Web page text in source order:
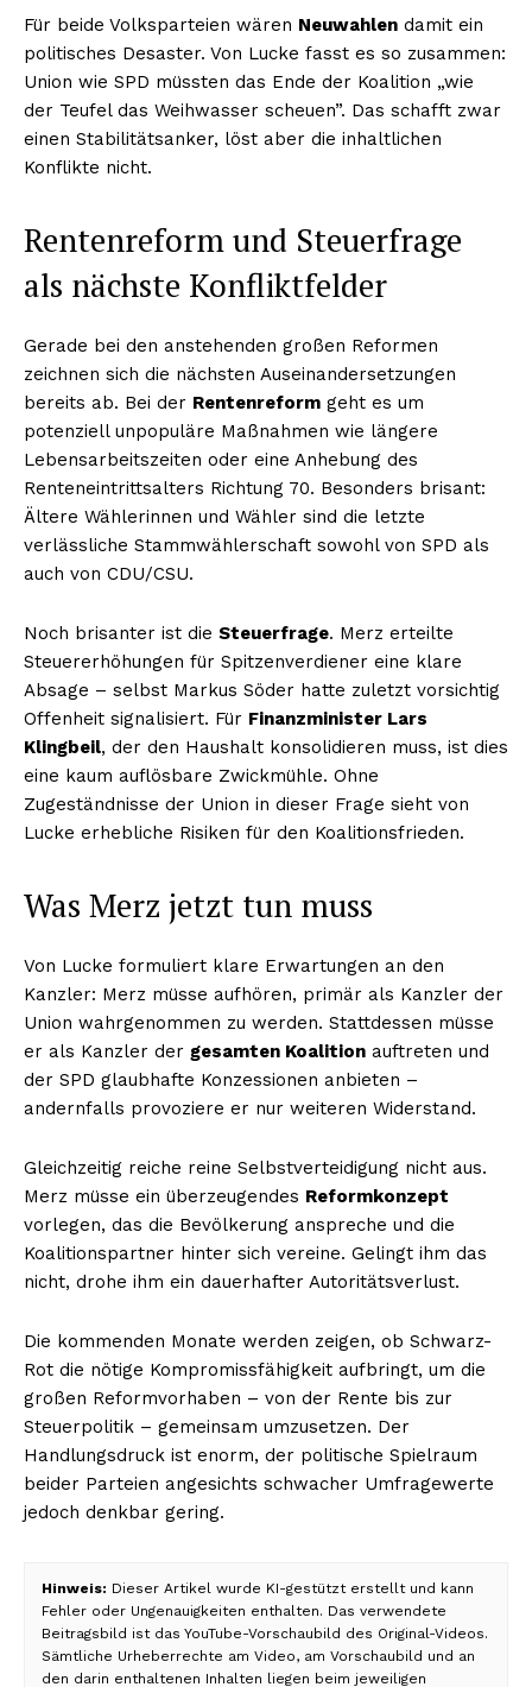
Für beide Volksparteien wären Neuwahlen damit ein
politisches Desaster. Von Lucke fasst es so zusammen:
Union wie SPD müssten das Ende der Koalition „wie
der Teufel das Weihwasser scheuen”. Das schafft zwar
einen Stabilitätsanker, löst aber die inhaltlichen
Konflikte nicht.
Rentenreform und Steuerfrage
als nächste Konfliktfelder
Gerade bei den anstehenden großen Reformen
zeichnen sich die nächsten Auseinandersetzungen
bereits ab. Bei der Rentenreform geht es um
potenziell unpopuläre Maßnahmen wie längere
Lebensarbeitszeiten oder eine Anhebung des
Renteneintrittsalters Richtung 70. Besonders brisant:
Ältere Wählerinnen und Wähler sind die letzte
verlässliche Stammwählerschaft sowohl von SPD als
auch von CDU/CSU.
Noch brisanter ist die Steuerfrage. Merz erteilte
Steuererhöhungen für Spitzenverdiener eine klare
Absage – selbst Markus Söder hatte zuletzt vorsichtig
Offenheit signalisiert. Für Finanzminister Lars
Klingbeil, der den Haushalt konsolidieren muss, ist dies
eine kaum auflösbare Zwickmühle. Ohne
Zugeständnisse der Union in dieser Frage sieht von
Lucke erhebliche Risiken für den Koalitionsfrieden.
Was Merz jetzt tun muss
Von Lucke formuliert klare Erwartungen an den
Kanzler: Merz müsse aufhören, primär als Kanzler der
Union wahrgenommen zu werden. Stattdessen müsse
er als Kanzler der gesamten Koalition auftreten und
der SPD glaubhafte Konzessionen anbieten –
andernfalls provoziere er nur weiteren Widerstand.
Gleichzeitig reiche reine Selbstverteidigung nicht aus.
Merz müsse ein überzeugendes Reformkonzept
vorlegen, das die Bevölkerung anspreche und die
Koalitionspartner hinter sich vereine. Gelingt ihm das
nicht, drohe ihm ein dauerhafter Autoritätsverlust.
Die kommenden Monate werden zeigen, ob Schwarz-
Rot die nötige Kompromissfähigkeit aufbringt, um die
großen Reformvorhaben – von der Rente bis zur
Steuerpolitik – gemeinsam umzusetzen. Der
Handlungsdruck ist enorm, der politische Spielraum
beider Parteien angesichts schwacher Umfragewerte
jedoch denkbar gering.
Hinweis: Dieser Artikel wurde KI-gestützt erstellt und kann
Fehler oder Ungenauigkeiten enthalten. Das verwendete
Beitragsbild ist das YouTube-Vorschaubild des Original-Videos.
Sämtliche Urheberrechte am Video, am Vorschaubild und an
den darin enthaltenen Inhalten liegen beim jeweiligen